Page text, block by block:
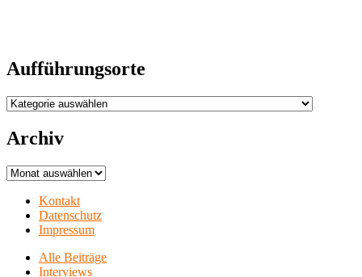
Aufführungsorte
Aufführungsorte
Archiv
Archiv
Kontakt
Datenschutz
Impressum
Alle Beiträge
Interviews